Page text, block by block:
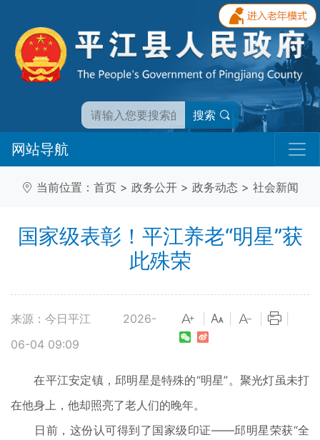
搜索
网站导航
当前位置： 首页 > 政务公开 > 政务动态 > 社会新闻
国家级表彰！平江养老“明星”获
此殊荣
来源：今日平江
2026-
06-04 09:09
在平江安定镇，邱明星是特殊的“明星”。聚光灯虽未打
在他身上，他却照亮了老人们的晚年。
日前，这份认可得到了国家级印证——邱明星荣获“全